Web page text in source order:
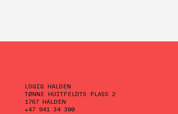
LOGIQ HALDEN
TØNNE HUITFELDTS PLASS 2
1767 HALDEN
+47 941 34 300